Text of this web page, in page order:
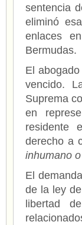
sentencia
eliminó
enlaces
Bermudas.
El
vencido.
Suprema
en
residente
derecho a
inhumano
El
de la ley
libertad